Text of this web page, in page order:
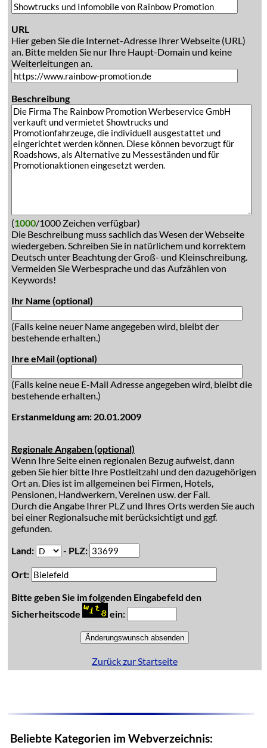
URL
Hier geben Sie die Internet-Adresse Ihrer Webseite (URL)
an. Bitte melden Sie nur Ihre Haupt-Domain und keine
Weiterleitungen an.
Beschreibung
(1000/1000 Zeichen verfügbar)
Die Beschreibung muss sachlich das Wesen der Webseite
wiedergeben. Schreiben Sie in natürlichem und korrektem
Deutsch unter Beachtung der Groß- und Kleinschreibung.
Vermeiden Sie Werbesprache und das Aufzählen von
Keywords!
Ihr Name (optional)
(Falls keine neuer Name angegeben wird, bleibt der
bestehende erhalten.)
Ihre eMail (optional)
(Falls keine neue E-Mail Adresse angegeben wird, bleibt die
bestehende erhalten.)
Erstanmeldung am: 20.01.2009
Regionale Angaben (optional)
Wenn Ihre Seite einen regionalen Bezug aufweist, dann
geben Sie hier bitte Ihre Postleitzahl und den dazugehörigen
Ort an. Dies ist im allgemeinen bei Firmen, Hotels,
Pensionen, Handwerkern, Vereinen usw. der Fall.
Durch die Angabe Ihrer PLZ und Ihres Orts werden Sie auch
bei einer Regionalsuche mit berücksichtigt und ggf.
gefunden.
Land:
- PLZ:
Ort:
Bitte geben Sie im folgenden Eingabefeld den
Sicherheitscode
ein:
Zurück zur Startseite
Beliebte Kategorien im Webverzeichnis: